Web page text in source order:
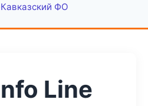
ФО
Line